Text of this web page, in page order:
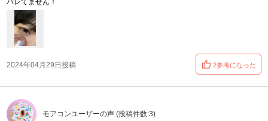
バレてません！
2024年04月29日投稿 2参考になった
モアコンユーザーの声 (投稿件数:3)